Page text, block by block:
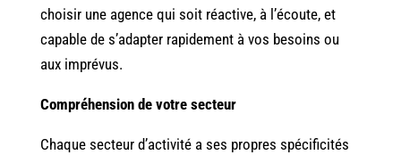
choisir une agence qui soit réactive, à l’écoute, et
capable de s’adapter rapidement à vos besoins ou
aux imprévus.
Compréhension de votre secteur
Chaque secteur d’activité a ses propres spécificités